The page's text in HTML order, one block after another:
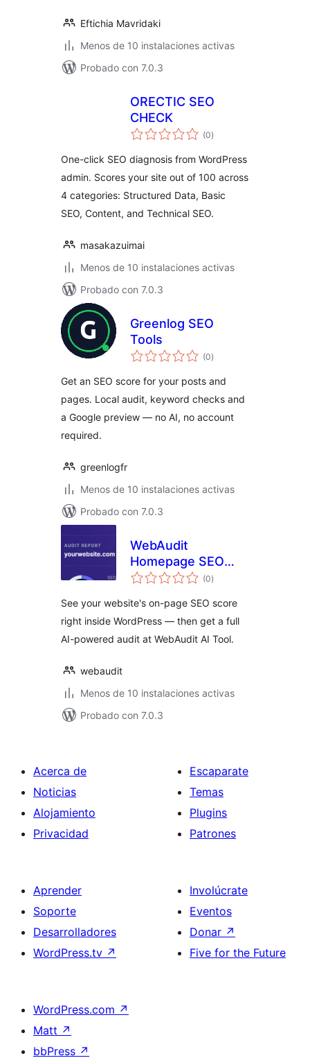
Eftichia Mavridaki
Menos de 10 instalaciones activas
Probado con 7.0.3
ORECTIC SEO
CHECK
(0valoraciones
en
)
One-click SEO diagnosis from WordPress
admin. Scores your site out of 100 across
4 categories: Structured Data, Basic
SEO, Content, and Technical SEO.
masakazuimai
Menos de 10 instalaciones activas
Probado con 7.0.3
Greenlog SEO
Tools
(0valoraciones
en
)
Get an SEO score for your posts and
pages. Local audit, keyword checks and
a Google preview — no AI, no account
required.
greenlogfr
Menos de 10 instalaciones activas
Probado con 7.0.3
WebAudit
Homepage SEO
Checker
(0valoraciones
en
)
See your website's on-page SEO score
right inside WordPress — then get a full
AI-powered audit at WebAudit AI Tool.
webaudit
Menos de 10 instalaciones activas
Probado con 7.0.3
Acerca de
Noticias
Alojamiento
Privacidad
Escaparate
Temas
Plugins
Patrones
Aprender
Soporte
Desarrolladores
WordPress.tv ↗
Involúcrate
Eventos
Donar ↗
Five for the Future
WordPress.com ↗
Matt ↗
bbPress ↗